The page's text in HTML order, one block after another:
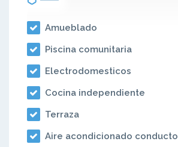
Amueblado
Piscina comunitaria
Electrodomesticos
Cocina independiente
Terraza
Aire acondicionado conducto